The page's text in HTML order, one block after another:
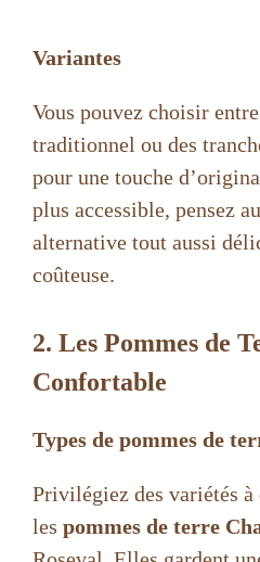
Variantes
Vous pouvez choisir
traditionnel ou des
pour une touche
plus accessible, pensez
alternative tout aussi
coûteuse.
2. Les Pommes de
Confortable
Types de pommes de
Privilégiez des variétés
les pommes de terre